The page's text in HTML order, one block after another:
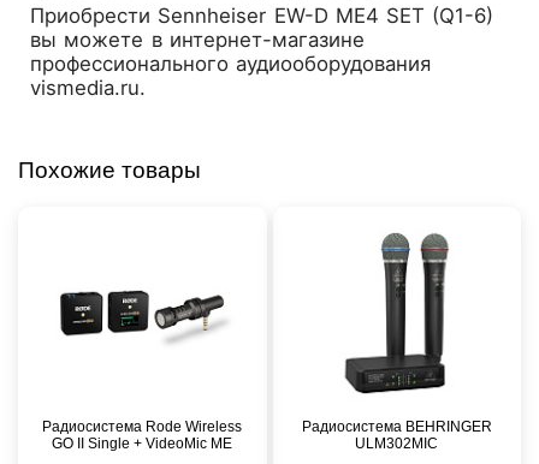
Приобрести Sennheiser EW-D ME4 SET (Q1-6)
вы можете в интернет-магазине
профессионального аудиооборудования
vismedia.ru.
Похожие товары
Радиосистема Rode Wireless
GO II Single + VideoMic ME
Радиосистема BEHRINGER
ULM302MIC